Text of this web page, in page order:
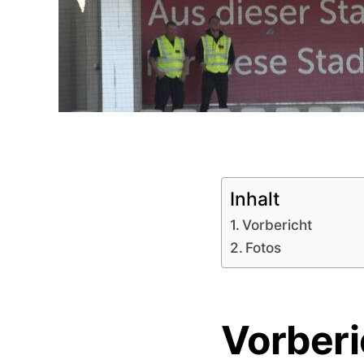
Inhalt
Vorbericht
Fotos